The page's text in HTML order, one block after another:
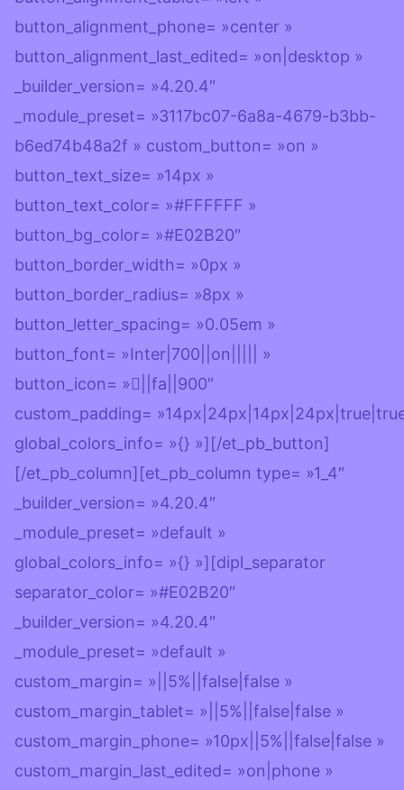
button_alignment_phone= »center »
button_alignment_last_edited= »on|desktop »
_builder_version= »4.20.4″
_module_preset= »3117bc07-6a8a-4679-b3bb-
b6ed74b48a2f » custom_button= »on »
button_text_size= »14px »
button_text_color= »#FFFFFF »
button_bg_color= »#E02B20″
button_border_width= »0px »
button_border_radius= »8px »
button_letter_spacing= »0.05em »
button_font= »Inter|700||on||||| »
button_icon= »||fa||900″
custom_padding=
global_colors_info= »{} »][/et_pb_button]
[/et_pb_column][et_pb_column type= »1_4″
_builder_version= »4.20.4″
_module_preset= »default »
global_colors_info= »{} »][dipl_separator
separator_color= »#E02B20″
_builder_version= »4.20.4″
_module_preset= »default »
custom_margin= »||5%||false|false »
custom_margin_tablet= »||5%||false|false »
custom_margin_phone= »10px||5%||false|false »
custom_margin_last_edited= »on|phone »